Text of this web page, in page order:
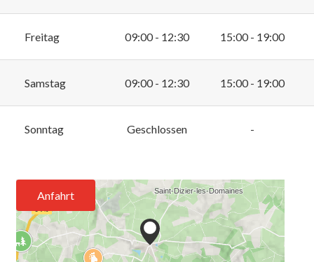
Freitag 09:00 - 12:30 15:00 - 19:00
Samstag 09:00 - 12:30 15:00 - 19:00
Sonntag Geschlossen -
Anfahrt